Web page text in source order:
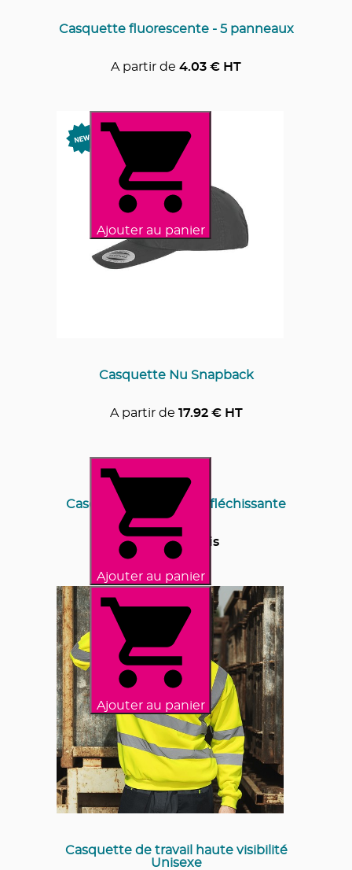
Casquette fluorescente - 5 panneaux
A partir de 4.03 € HT
Ajouter au panier
Casquette Nu Snapback
A partir de 17.92€ HT
Ajouter au panier
Casquette argentée réfléchissante
Prix sur devis
Ajouter au panier
Casquette de travail haute visibilité
Unisexe